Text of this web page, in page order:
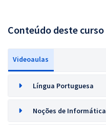
Conteúdo deste curso
Videoaulas
Língua Portuguesa
Noções de Informática